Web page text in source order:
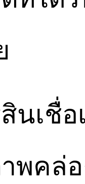
นเชื่
พคล่